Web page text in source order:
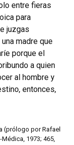
entre fieras
para
juzgas
madre que
porque el
a quien
al hombre y
entonces,
(prólogo por Rafael
1973; 465,